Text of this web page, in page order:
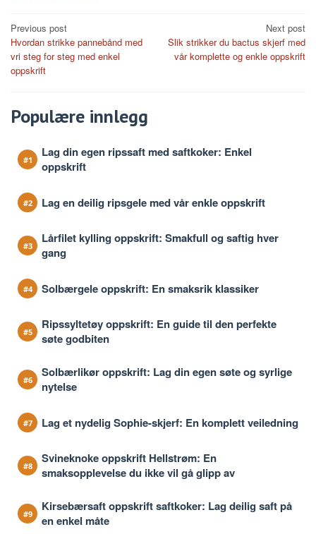
Post
navigation
Previous post
Hvordan strikke pannebånd med
vri steg for steg med enkel
oppskrift
Next post
Slik strikker du bactus skjerf med
vår komplette og enkle oppskrift
Populære innlegg
Lag din egen ripssaft med saftkoker: Enkel
oppskrift
Lag en deilig ripsgele med vår enkle oppskrift
Lårfilet kylling oppskrift: Smakfull og saftig hver
gang
Solbærgele oppskrift: En smaksrik klassiker
Ripssyltetøy oppskrift: En guide til den perfekte
søte godbiten
Solbærlikør oppskrift: Lag din egen søte og syrlige
nytelse
Lag et nydelig Sophie-skjerf: En komplett veiledning
Svineknoke oppskrift Hellstrøm: En
smaksopplevelse du ikke vil gå glipp av
Kirsebærsaft oppskrift saftkoker: Lag deilig saft på
en enkel måte